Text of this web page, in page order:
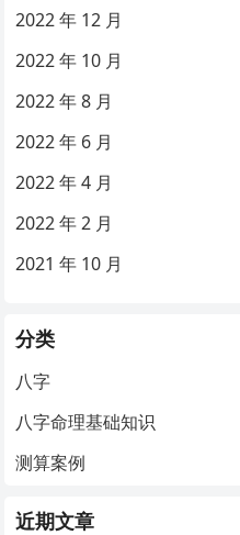
2022 年 12 月
2022 年 10 月
2022 年 8 月
2022 年 6 月
2022 年 4 月
2022 年 2 月
2021 年 10 月
分类
八字
八字命理基础知识
测算案例
近期文章